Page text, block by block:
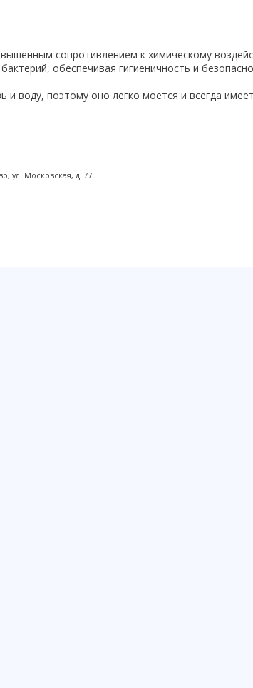
сопротивлением к химическому
обеспечивая гигиеничность и
и воду, поэтому оно легко моется и всегда
ул. Московская, д. 77